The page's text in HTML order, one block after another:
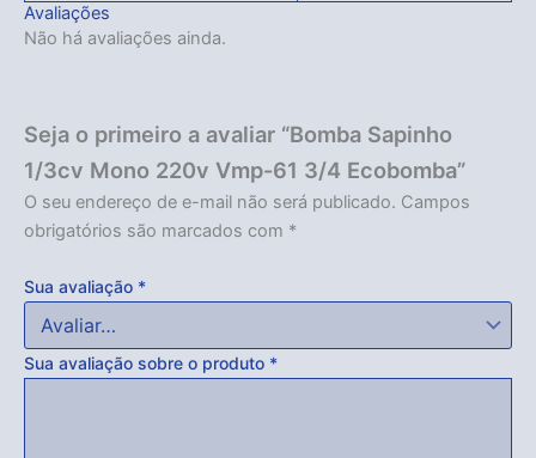
Avaliações
Não há avaliações ainda.
Seja o primeiro a avaliar “Bomba Sapinho
1/3cv Mono 220v Vmp-61 3/4 Ecobomba”
O seu endereço de e-mail não será publicado. Campos
obrigatórios são marcados com *
Sua avaliação *
Sua avaliação sobre o produto *